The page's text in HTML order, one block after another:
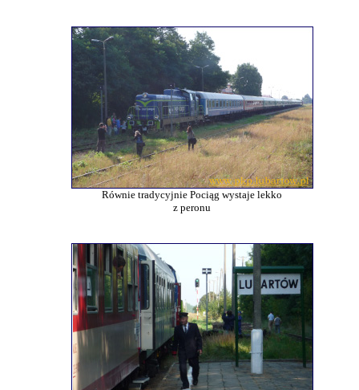
Równie tradycyjnie Pociąg wystaje lekko
z peronu